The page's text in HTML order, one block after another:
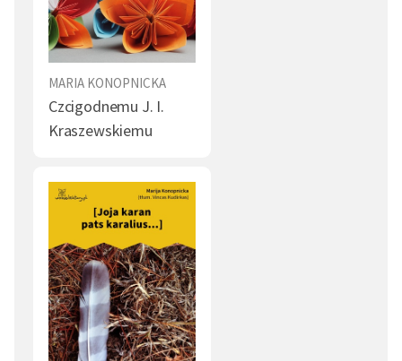
MARIA KONOPNICKA
Czcigodnemu J. I.
Kraszewskiemu